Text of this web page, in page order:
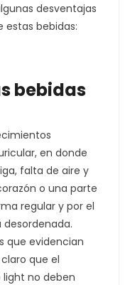
desventajas
estas bebidas:
bebidas
en donde
falta de aire y
o una parte
regular y por el
que evidencian
que el
no deben